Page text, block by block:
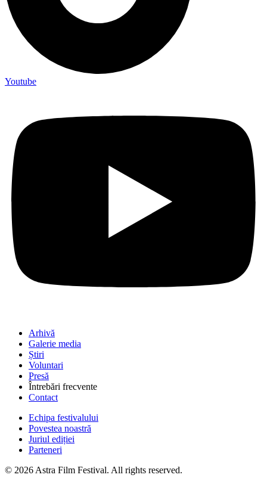
Youtube
Arhivă
Galerie media
Știri
Voluntari
Presă
Întrebări frecvente
Contact
Echipa festivalului
Povestea noastră
Juriul ediției
Parteneri
© 2026 Astra Film Festival. All rights reserved.